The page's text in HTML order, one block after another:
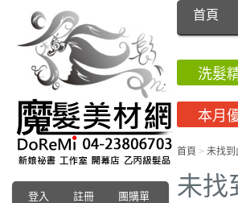
登入 註冊 團購單
首頁
洗髮
本月
首頁 > 未找到
未找